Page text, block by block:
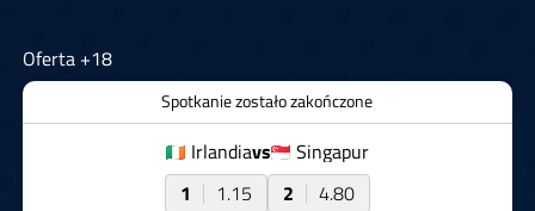
Oferta +18
Spotkanie zostało zakończone
Irlandiavs
Singapur
1
1.15 2 4.80